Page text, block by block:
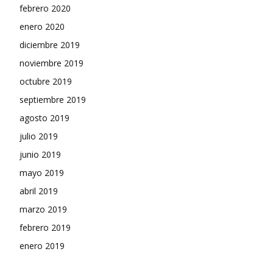
febrero 2020
enero 2020
diciembre 2019
noviembre 2019
octubre 2019
septiembre 2019
agosto 2019
julio 2019
junio 2019
mayo 2019
abril 2019
marzo 2019
febrero 2019
enero 2019